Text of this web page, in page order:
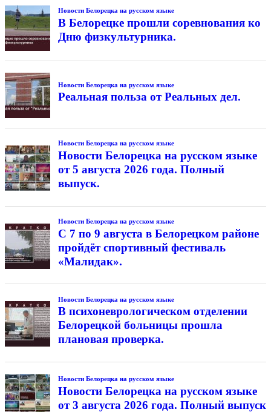
Новости Белорецка на русском языке
В Белорецке прошли соревнования ко
Дню физкультурника.
Новости Белорецка на русском языке
Реальная польза от Реальных дел.
Новости Белорецка на русском языке
Новости Белорецка на русском языке
от 5 августа 2026 года. Полный
выпуск.
Новости Белорецка на русском языке
С 7 по 9 августа в Белорецком районе
пройдёт спортивный фестиваль
«Малидак».
Новости Белорецка на русском языке
В психоневрологическом отделении
Белорецкой больницы прошла
плановая проверка.
Новости Белорецка на русском языке
Новости Белорецка на русском языке
от 3 августа 2026 года. Полный выпуск